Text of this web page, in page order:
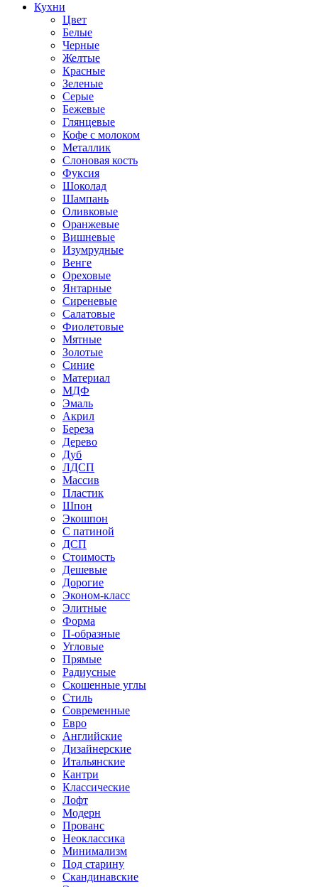
Кухни
Цвет
Белые
Черные
Желтые
Красные
Зеленые
Серые
Бежевые
Глянцевые
Кофе с молоком
Металлик
Слоновая кость
Фуксия
Шоколад
Шампань
Оливковые
Оранжевые
Вишневые
Изумрудные
Венге
Ореховые
Янтарные
Сиреневые
Салатовые
Фиолетовые
Мятные
Золотые
Синие
Материал
МДФ
Эмаль
Акрил
Береза
Дерево
Дуб
ЛДСП
Массив
Пластик
Шпон
Экошпон
С патиной
ДСП
Стоимость
Дешевые
Дорогие
Эконом-класс
Элитные
Форма
П-образные
Угловые
Прямые
Радиусные
Скошенные углы
Стиль
Современные
Евро
Английские
Дизайнерские
Итальянские
Кантри
Классические
Лофт
Модерн
Прованс
Неоклассика
Минимализм
Под старину
Скандинавские